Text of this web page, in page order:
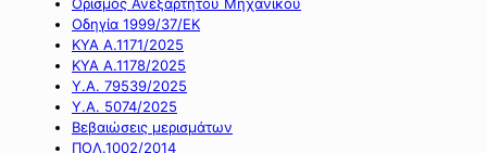
Οδηγία 1999/37/ΕΚ
ΚΥΑ Α.1171/2025
ΚΥΑ Α.1178/2025
Υ.Α. 79539/2025
Υ.Α. 5074/2025
Βεβαιώσεις μερισμάτων
ΠΟΛ.1002/2014